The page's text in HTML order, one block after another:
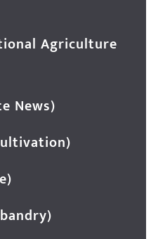
Agriculture
News)